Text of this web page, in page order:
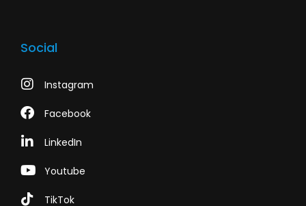
Social
Instagram
Facebook
LinkedIn
Youtube
TikTok